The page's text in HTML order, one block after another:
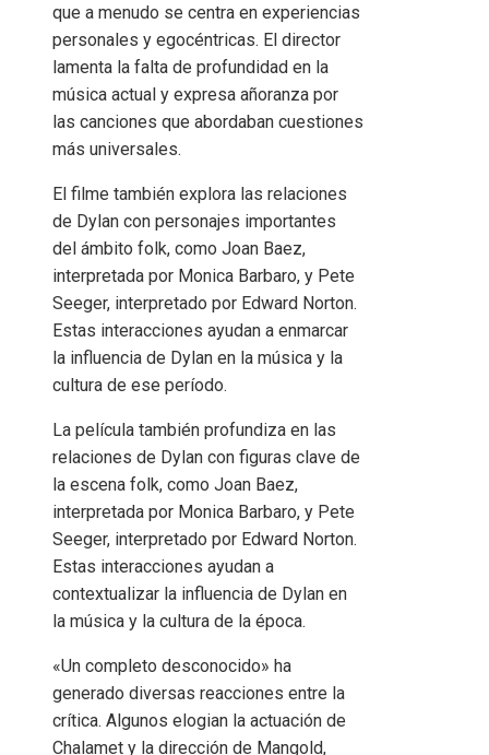
que a menudo se centra en experiencias
personales y egocéntricas. El director
lamenta la falta de profundidad en la
música actual y expresa añoranza por
las canciones que abordaban cuestiones
más universales.
El filme también explora las relaciones
de Dylan con personajes importantes
del ámbito folk, como Joan Baez,
interpretada por Monica Barbaro, y Pete
Seeger, interpretado por Edward Norton.
Estas interacciones ayudan a enmarcar
la influencia de Dylan en la música y la
cultura de ese período.
La película también profundiza en las
relaciones de Dylan con figuras clave de
la escena folk, como Joan Baez,
interpretada por Monica Barbaro, y Pete
Seeger, interpretado por Edward Norton.
Estas interacciones ayudan a
contextualizar la influencia de Dylan en
la música y la cultura de la época.
«Un completo desconocido» ha
generado diversas reacciones entre la
crítica. Algunos elogian la actuación de
Chalamet y la dirección de Mangold,